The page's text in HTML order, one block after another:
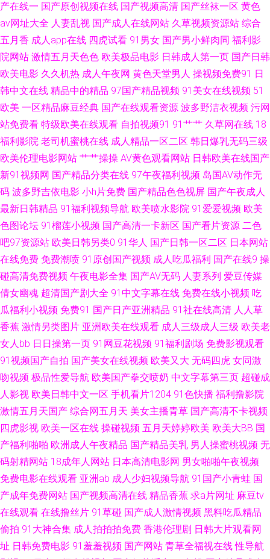
久香网站 1024自拍网 超碰91成人 色拍拍最新网址 91无毛 老湿机69副利区
91Z网站 国产精品色婷婷 91系列在线观看免费 色天堂亚洲久久 91视频国产
熟女 九1看片 亚洲偷牌自拍 国产精品久久色 午夜青青草在线 91性人人 91视
频网 国精久久 香蕉在线观看视频 97在线观看免费视屏 日本加勒比A网 91看
片网页 伦理影院 91成社区 国产永久线路 亚洲私人网熟女91 AV天堂五月天
你懂的 日本久久视 91精品熟妇视频 国产真实乱婬95视频 51极品视频 国产
黄a三级大片 午夜福利资源 www91网址 日干射操逼 91婷婷和 久久人妻久久
中文字幕久荜 福利午夜 色四虎酒店 亚洲先锋电影 超碰免费人妻97 日韩少妇
一区二区三区 91在线大神观看传媒 欧美日韩激情婷婷 91国在线等 国产区熟
女丝袜 无码人妻1206 成人性视频网站 手机福利刺激伦理片 97操电影院 日
韩欧美国产精码蜜 91视频国产精品观看 久久爱九九 尤物无码免费观看 超碰
人人人91 午夜男女 超碰在线免费91 日韩视频123 91视频精选 久热服务AV
91av操操操 丁香婷婷综合激情 色五月婷婷亚洲天堂 91在线视频福利观看 先
91福利官 国产久久麻豆精品免费 香蕉视频黄在线观看 九九在线热播新地址
91福利导航网 九九热无码 91福利国产视频 国产精品资源 午夜国产95 99在
线老司机福利 日本成人在线观看一区 av激情网站 日韩欧美国产精码蜜 91玉
足在线看 欧美日韩久久精品爱爱 91女玍 欧美在线AB视频 91免费版网站在
产在线一 国产原创视频在线 国产视频高清 国产丝袜一区 黄色
av网址大全 人妻乱视 国产成人在线网站 久草视频资源站 综合
五月香 成人app在线 四虎试看 91男女 国产男小鲜肉同 福利影
院网站 激情五月天色色 欧美极品电影 日韩成人第一页 国产日韩
欧美电影 久久机热 成人午夜网 黄色天堂男人 操视频免费91 日
韩中文在线 精品中的精品 97国产精品视频 91美女在线视频 51
欧美 一区精品麻豆经典 国产在线观看资源 波多野洁衣视频 污网
站免费看 特级欧美在线观看 自拍视频91 91艹艹 久草网在线 18
福利影院 老司机蜜桃在线 成人精品一区二区 韩日爆乳无码三级
欧美伦理电影网站 艹艹操操 AV黄色观看网站 日韩欧美在线国产
新91视频网 国产精品分类在线 97午夜福利视频 岛国AV动作无
码 波多野吉依电影 小h片免费 国产精品色色视屏 国产午夜成人
最新日韩精品 91福利视频导航 欧美喷水影院 91爱爱视频 欧美
色图论坛 91榴莲小视频 国产高清一卡新区 国产看片资源 二色
吧97资源站 欧美日韩另类0 91华人 国产日韩一区二区 日本网站
在线免费 免费潮喷 91原创国产视频 成人吃瓜福利 国产在线9 操
碰高清免费视频 午夜电影全集 国产AV无码 人妻系列 爱豆传媒
倩女幽魂 超清国产剧大全 91中文字幕在线 免费在线小视频 吃
瓜福利小视频 免费91 国产日产亚洲精品 91社在线高清 人人草
香蕉 激情另类图片 亚洲欧美在线观看 成人三级成人三级 欧美老
女人bb 日日操第一页 91网豆花视频 91福利剧场 免费影视观看
91视频国产自拍 国产美女在线视频 欧美又大 无码四虎 女同激
吻视频 极品性爱导航 欧美国产拳交喷奶 中文字幕第三页 超碰成
人影视 欧美日韩中文一区 手机看片1204 91色快播 福利撸影院
激情五月天国产 综合网五月天 美女主播青草 国产高清不卡视频
四虎影视 欧美一区在线 操碰视频 五月天婷婷欧美 欧美大BB 国
产福利啪啪 欧洲成人午夜精品 国产精品美乳 男人操蜜桃视频 无
码射精网站 18成年人网站 日本高清电影网 男女啪啪午夜视频
免费电影在线观看 亚洲ab 成人少妇视频导航 91国产小青蛙 国
产成年免费网站 国产视频高清在线 精品香蕉 求a片网址 麻豆tv
在线观看 在线撸丝片 91草碰 国产成人激情视频 黑料吃瓜精品
偷拍 91大神合集 成人拍拍拍免费 香港伦理剧 日韩大片观看网
址 日韩免费电影 91羞羞视频 国产网站 青草全福视在线 性导航